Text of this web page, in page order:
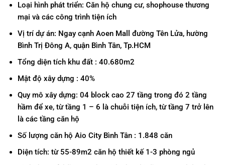
Loại hình phát triển: Căn hộ chung cư, shophouse thương
mại và các công trình tiện ích
Vị trí dự án: Ngay cạnh Aoen Mall đường Tên Lửa, hường
Bình Trị Đông A, quận Bình Tân, Tp.HCM
Tổng diện tích khu đất : 40.680m2
Mật độ xây dựng : 40%
Quy mô xây dựng: 04 block cao 27 tầng trong đó 2 tầng
hầm để xe, từ tầng 1 – 6 là chuỗi tiện ích, từ tầng 7 trở lên
là các tầng căn hộ
Số lượng căn hộ Aio City Bình Tân : 1.848 căn
Diện tích: từ 55-89m2 căn hộ thiết kế 1-3 phòng ngủ